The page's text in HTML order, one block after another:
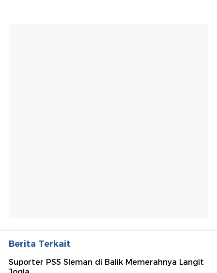
Berita Terkait
Suporter PSS Sleman di Balik Memerahnya Langit